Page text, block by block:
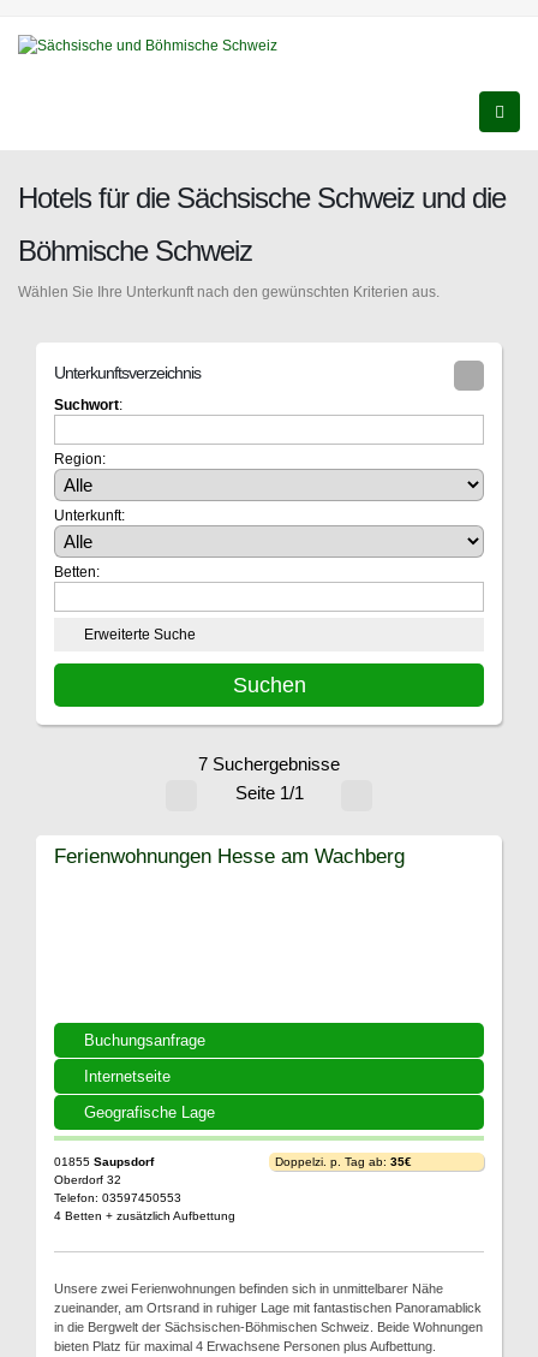
Hotels für die Sächsische Schweiz und die
Böhmische Schweiz
Wählen Sie Ihre Unterkunft nach den gewünschten Kriterien aus.
Unterkunftsverzeichnis
Suchwort:
Region:
Unterkunft:
Betten:
Erweiterte Suche
7 Suchergebnisse
Seite 1/1
Buchungsanfrage
Internetseite
Geografische Lage
Ferienwohnungen Hesse am Wachberg
01855 Saupsdorf
Oberdorf 32
Telefon: 03597450553
4 Betten + zusätzlich Aufbettung
Doppelzi. p. Tag ab: 35€
Unsere zwei Ferienwohnungen befinden sich in unmittelbarer Nähe
zueinander, am Ortsrand in ruhiger Lage mit fantastischen Panoramablick
in die Bergwelt der Sächsischen-Böhmischen Schweiz. Beide Wohnungen
bieten Platz für maximal 4 Erwachsene Personen plus Aufbettung.